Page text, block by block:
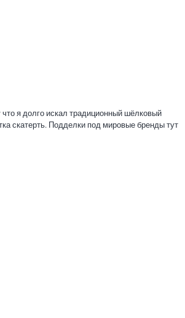
я долго искал традиционный шёлковый
скатерть. Подделки под мировые бренды тут